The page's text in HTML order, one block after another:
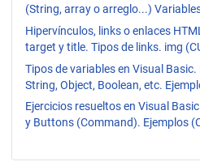
(String, array o arreglo...)
Hipervínculos, links o enlaces
target y title. Tipos de links. img
Tipos de variables en Visual Basic.
String, Object, Boolean, etc.
Ejercicios resueltos en Visual
y Buttons (Command). Ejemplos